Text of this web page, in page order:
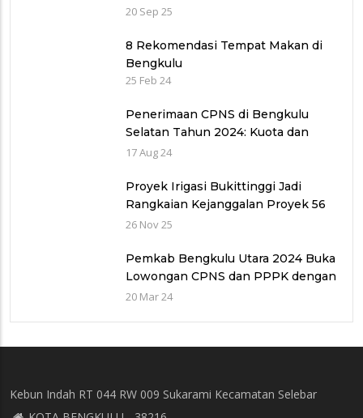
Maigus Dan Sisakan Jalan 1000
20 Sep 25
8 Rekomendasi Tempat Makan di
Bengkulu
25 Feb 24
Penerimaan CPNS di Bengkulu
Selatan Tahun 2024: Kuota dan
Jadwal Pendaftaran
17 Aug 24
Proyek Irigasi Bukittinggi Jadi
Rangkaian Kejanggalan Proyek 56
Miliar di Bawah Wilayah Balai
(WBS)
26 Nov 25
Pemkab Bengkulu Utara 2024 Buka
Lowongan CPNS dan PPPK dengan
Jumlah Formasi yang Menurun
20 Mar 24
Kebun Indah RT 044 RW 009 Sukarami Kecamatan Selebar